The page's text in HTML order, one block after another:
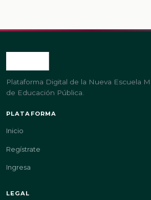
Plataforma Digital de la Nueva Escuela
de Educación Pública.
PLATAFORMA
Inicio
Regístrate
Ingresa
LEGAL